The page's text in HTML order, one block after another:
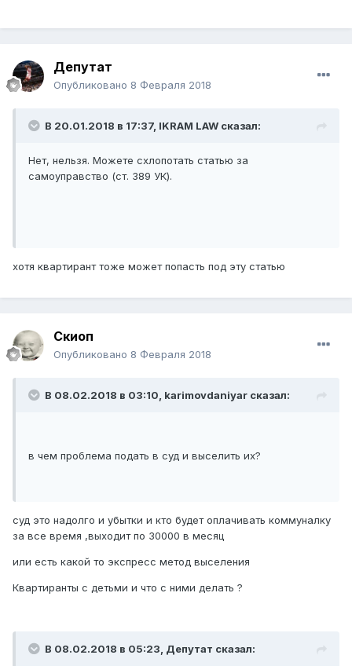
Депутат
Опубликовано 8 Февраля 2018
В 20.01.2018 в 17:37, IKRAM LAW сказал:
Нет, нельзя. Можете схлопотать статью за
самоуправство (ст. 389 УК).
хотя квартирант тоже может попасть под эту статью
Скиоп
Опубликовано 8 Февраля 2018
В 08.02.2018 в 03:10, karimovdaniyar сказал:
в чем проблема подать в суд и выселить их?
суд это надолго и убытки и кто будет оплачивать коммуналку
за все время ,выходит по 30000 в месяц
или есть какой то экспресс метод выселения
Квартиранты с детьми и что с ними делать ?
В 08.02.2018 в 05:23, Депутат сказал: